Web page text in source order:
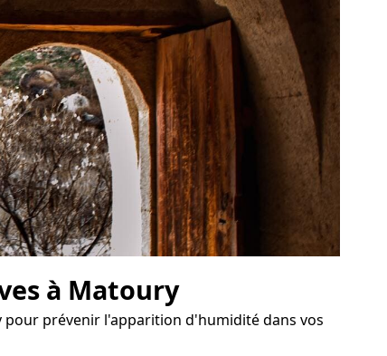
à Matoury
prévenir l'apparition d'humidité dans vos